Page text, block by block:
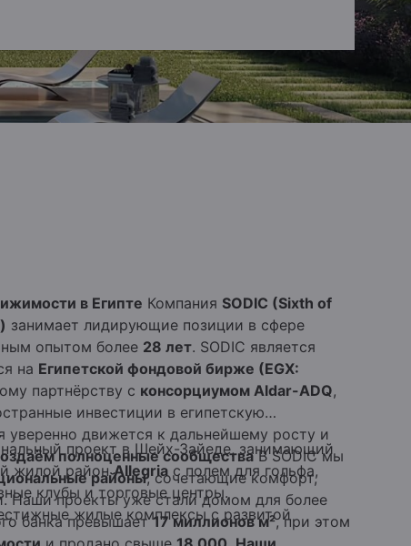
в Египте Компания SODIC (Sixth of
занимает лидирующие позиции в сфере
опытом более 28 лет. SODIC является
на Египетской фондовой бирже (EGX:
партнёрству с консорциумом Aldar-ADQ,
инвестиции в египетскую
движется к дальнейшему росту и
полноценные сообщества В SODIC мы
районы, сочетающие комфорт,
Наши проекты уже стали домом для более
банка превышает17 миллионов м², при этом
проект в Шейх-Зайеде, занимающий
жилой районAllegria с полем для гольфа,
клубы и торговые центры.
жилые комплексы с развитой